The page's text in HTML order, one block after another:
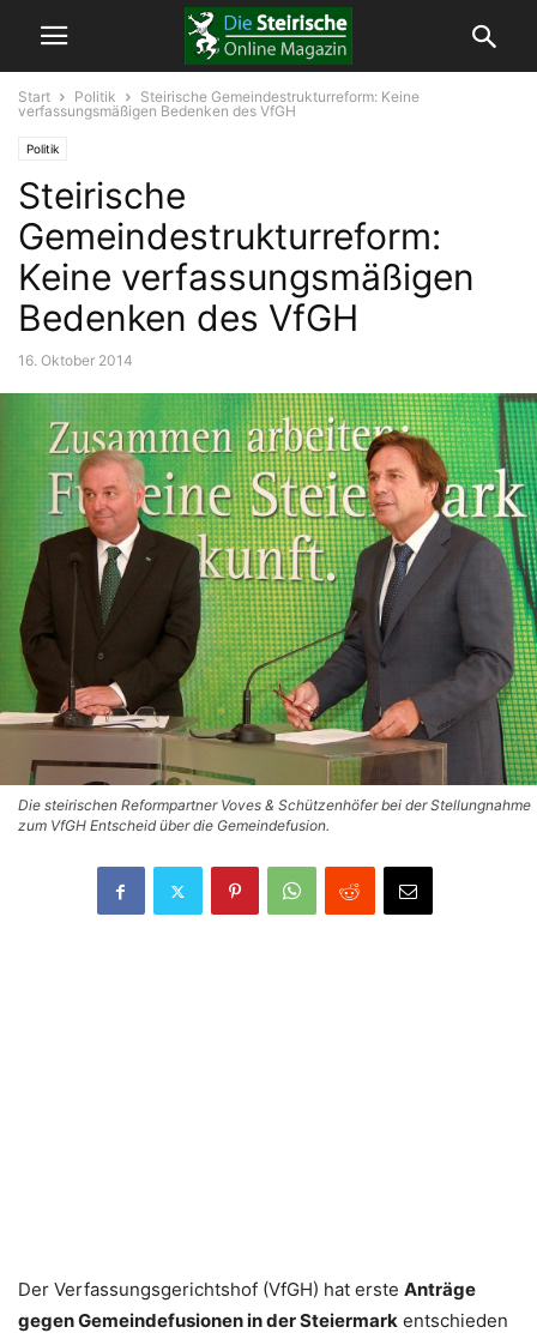
Start Politik
Steirische Gemeindestrukturreform: Keine
verfassungsmäßigen Bedenken des VfGH
Politik
Steirische
Gemeindestrukturreform:
Keine verfassungsmäßigen
Bedenken des VfGH
16. Oktober 2014
Die steirischen Reformpartner Voves & Schützenhöfer bei der Stellungnahme
zum VfGH Entscheid über die Gemeindefusion.
Der Verfassungsgerichtshof (VfGH) hat erste Anträge
gegen Gemeindefusionen in der Steiermark entschieden